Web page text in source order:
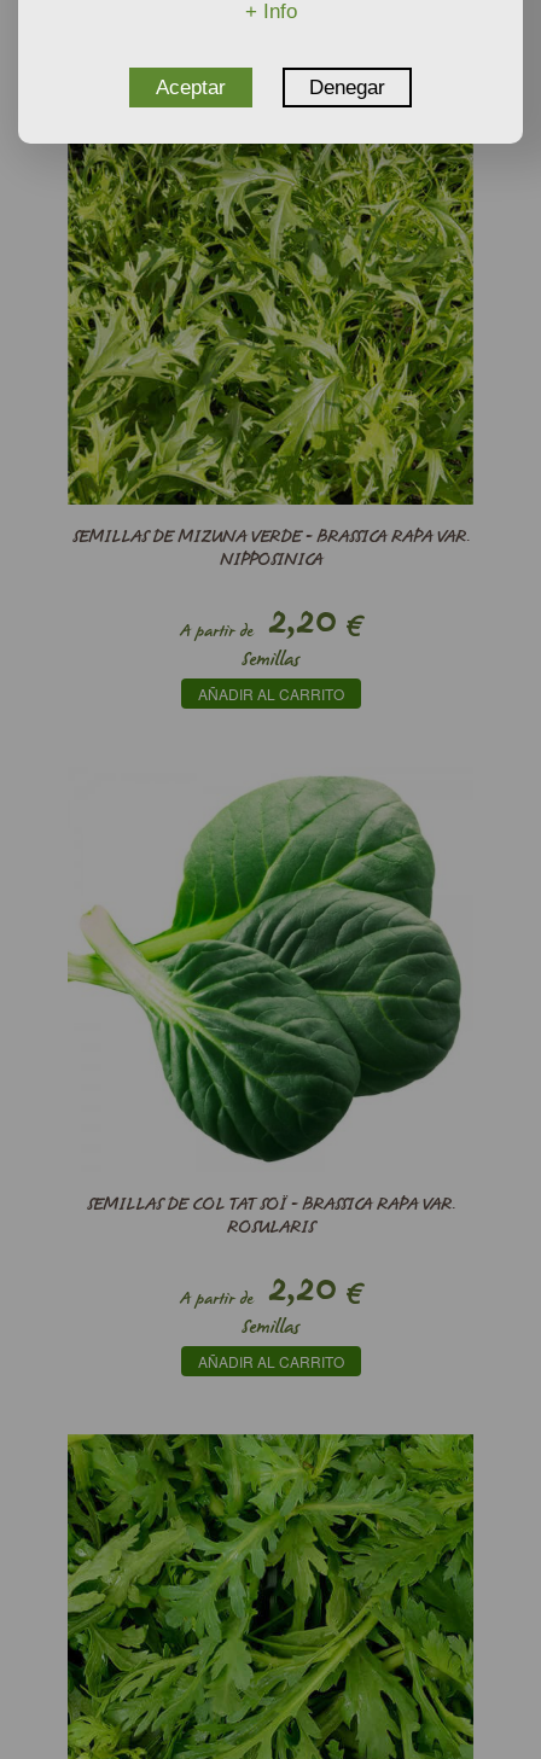
SEMILLAS DE MIZUNA VERDE - BRASSICA RAPA VAR.
NIPPOSINICA
A partir de2,20 €
Semillas
AÑADIR AL CARRITO
SEMILLAS DE COL TAT SOÏ - BRASSICA RAPA VAR.
ROSULARIS
A partir de2,20 €
Semillas
AÑADIR AL CARRITO
+ Info
Aceptar Denegar